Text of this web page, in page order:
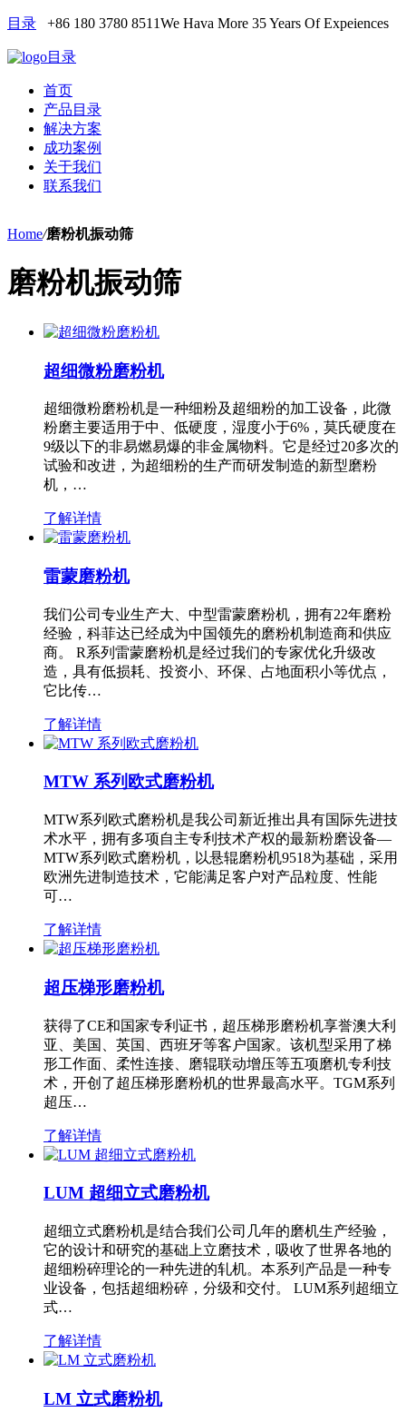
目录 +86 180 3780 8511We Hava More 35 Years Of Expeiences
目录
首页
产品目录
解决方案
成功案例
关于我们
联系我们
Home/磨粉机振动筛
磨粉机振动筛
超细微粉磨粉机
超细微粉磨粉机是一种细粉及超细粉的加工设备，此微
粉磨主要适用于中、低硬度，湿度小于6%，莫氏硬度在
9级以下的非易燃易爆的非金属物料。它是经过20多次的
试验和改进，为超细粉的生产而研发制造的新型磨粉
机，…
了解详情
雷蒙磨粉机
我们公司专业生产大、中型雷蒙磨粉机，拥有22年磨粉
经验，科菲达已经成为中国领先的磨粉机制造商和供应
商。 R系列雷蒙磨粉机是经过我们的专家优化升级改
造，具有低损耗、投资小、环保、占地面积小等优点，
它比传…
了解详情
MTW 系列欧式磨粉机
MTW系列欧式磨粉机是我公司新近推出具有国际先进技
术水平，拥有多项自主专利技术产权的最新粉磨设备—
MTW系列欧式磨粉机，以悬辊磨粉机9518为基础，采用
欧洲先进制造技术，它能满足客户对产品粒度、性能
可…
了解详情
超压梯形磨粉机
获得了CE和国家专利证书，超压梯形磨粉机享誉澳大利
亚、美国、英国、西班牙等客户国家。该机型采用了梯
形工作面、柔性连接、磨辊联动增压等五项磨机专利技
术，开创了超压梯形磨粉机的世界最高水平。TGM系列
超压…
了解详情
LUM 超细立式磨粉机
超细立式磨粉机是结合我们公司几年的磨机生产经验，
它的设计和研究的基础上立磨技术，吸收了世界各地的
超细粉碎理论的一种先进的轧机。本系列产品是一种专
业设备，包括超细粉碎，分级和交付。 LUM系列超细立
式…
了解详情
LM 立式磨粉机